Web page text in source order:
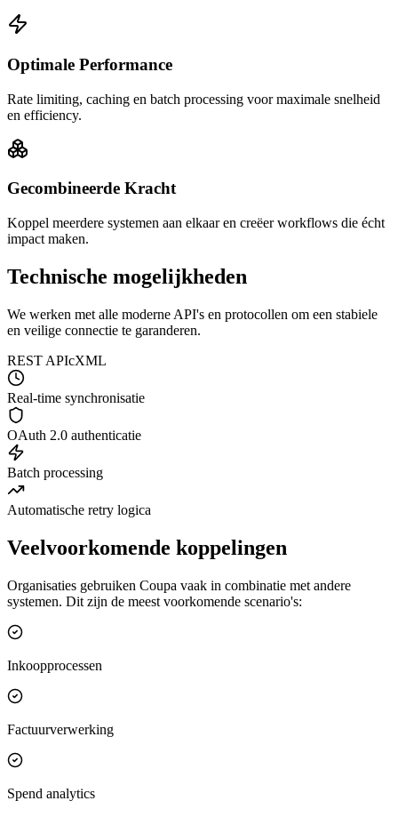
Optimale Performance
Rate limiting, caching en batch processing voor maximale snelheid
en efficiency.
Gecombineerde Kracht
Koppel meerdere systemen aan elkaar en creëer workflows die écht
impact maken.
Technische mogelijkheden
We werken met alle moderne API's en protocollen om een stabiele
en veilige connectie te garanderen.
REST APIcXML
Real-time synchronisatie
OAuth 2.0 authenticatie
Batch processing
Automatische retry logica
Veelvoorkomende koppelingen
Organisaties gebruiken Coupa vaak in combinatie met andere
systemen. Dit zijn de meest voorkomende scenario's:
Inkoopprocessen
Factuurverwerking
Spend analytics